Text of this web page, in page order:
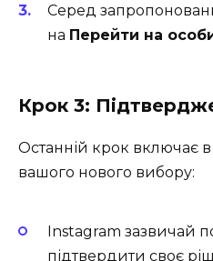
Серед
на Перейти на
Крок 3:
Останній крок включає
вашого нового вибору:
Instagram зазвичай
підтвердити своє